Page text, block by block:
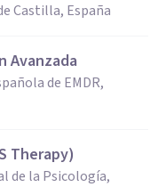
Castilla, España
Avanzada
de EMDR,
Therapy)
de la Psicología,